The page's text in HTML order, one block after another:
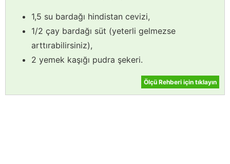
1,5 su bardağı hindistan cevizi,
1/2 çay bardağı süt (yeterli gelmezse
arttırabilirsiniz),
2 yemek kaşığı pudra şekeri.
Ölçü Rehberi için tıklayın